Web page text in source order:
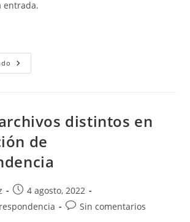
entrada.
Combinar
Correspondencia
Con
Nombre.
distintos en
de
Publicación
de
la
4 agosto, 2022
Comentarios
Sin comentarios